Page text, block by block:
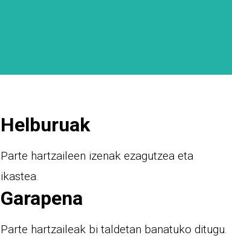
Helburuak
Parte hartzaileen izenak ezagutzea eta
ikastea.
Garapena
Parte hartzaileak bi taldetan banatuko ditugu.